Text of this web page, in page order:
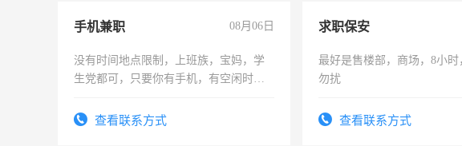
手机兼职 08月06日
没有时间地点限制，上班族，宝妈，学
生党都可，只要你有手机，有空闲时
勤快的四五十，每天挣零花钱没问题！
查看联系方式
求职保安
最好是售楼部，商场，8小时
勿扰
查看联系方式